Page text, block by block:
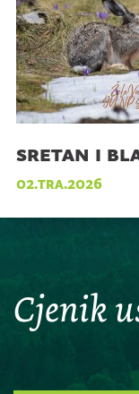
sretan i
02.tra.2026
Cjenik